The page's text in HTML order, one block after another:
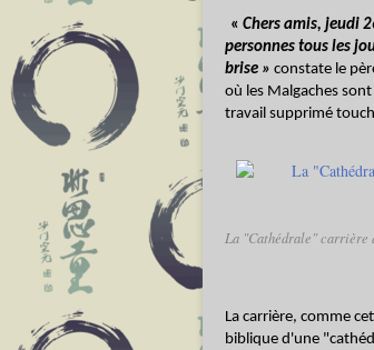
« Chers amis, jeudi
personnes tous les
brise » constate le
où les Malgaches
travail supprimé
La "Cathédrale" carrière
La carrière, comme
biblique d'une